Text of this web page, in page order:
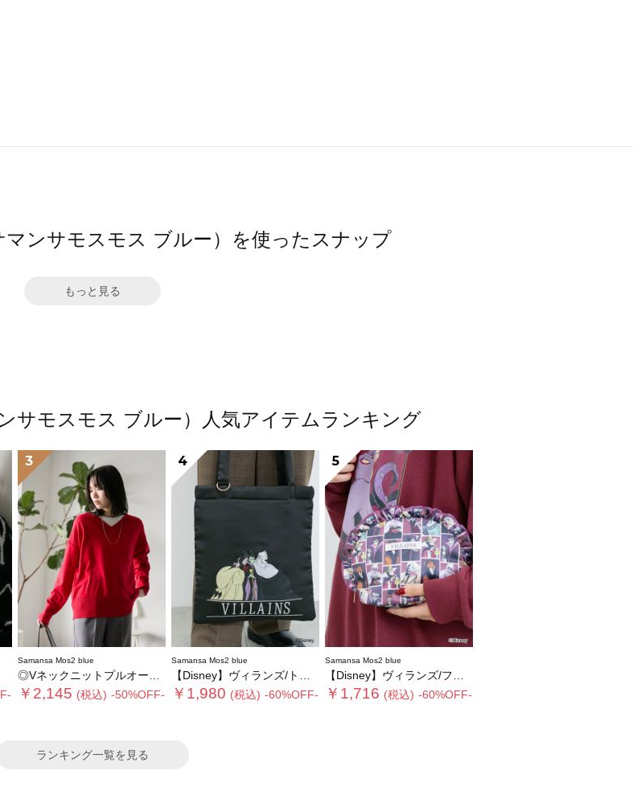
マンサモスモス ブルー）を使ったスナップ
もっと見る
サモスモス ブルー）人気アイテムランキング
3
Samansa Mos2 blue
◎Vネックニットプルオーバー
￥2,145 (税込) -50%OFF-
4
Samansa Mos2 blue
【Disney】ヴィランズ/トートバッグ
￥1,980 (税込) -60%OFF-
5
Samansa Mos2 blue
【Disney】ヴィランズ/フリルポーチ
￥1,716 (税込) -60%OFF-
ランキング一覧を見る